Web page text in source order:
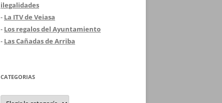
ilegalidades
- La ITV de Veiasa
- Los regalos del Ayuntamiento
- Las Cañadas de Arriba
CATEGORIAS
Categorias